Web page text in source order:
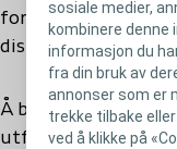
sosiale medier,
kombinere denne
informasjon du
fra din bruk av
annonser som er
trekke tilbake
ved å klikke på
for å håndtere
diskuteres med
Å begrense
utføre